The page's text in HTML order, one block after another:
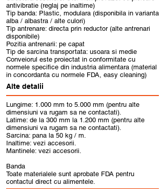
antivibratie (reglaj pe inaltime)
Tip banda: Plastic, modulara (disponibila in varianta
alba / albastra / alte culori)
Tip antrenare: directa prin reductor (alte antrenari
disponibile)
Pozitia antrenarii: pe capat
Tip de sarcina transportata: usoara si medie
Conveiorul este proiectat in conformitate cu
normele specifice din industria alimentara (material
in concordanta cu normele FDA, easy cleaning)
Alte detalii
Lungime: 1.000 mm to 5.000 mm (pentru alte
dimensiuni va rugam sa ne contactati).
Latime: de la 300 mm la 1.200 mm (pentru alte
dimensiuni va rugam sa ne contactati).
Sarcina: pana la 50 kg / m.
Inaltime: vezi accesorii.
Mantinele: vezi accesorii.
Banda
Toate materialele sunt aprobate FDA pentru
contactul direct cu alimentele.